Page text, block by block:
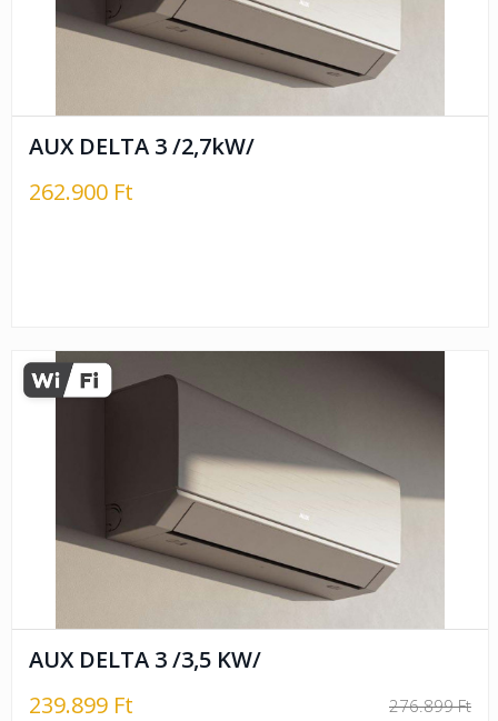
AUX DELTA 3 /2,7kW/
262.900 Ft
AUX DELTA 3 /3,5 KW/
239.899 Ft
276.899 Ft